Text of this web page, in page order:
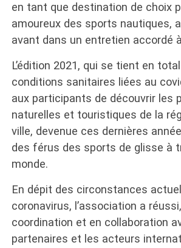
en tant que destination de choix
amoureux des sports nautiques,
avant dans un entretien accordé
L’édition 2021, qui se tient en
conditions sanitaires liées au
aux participants de découvrir les
naturelles et touristiques de la
ville, devenue ces dernières
des férus des sports de glisse à
monde.
En dépit des circonstances
coronavirus, l’association a
coordination et en collaboration
partenaires et les acteurs